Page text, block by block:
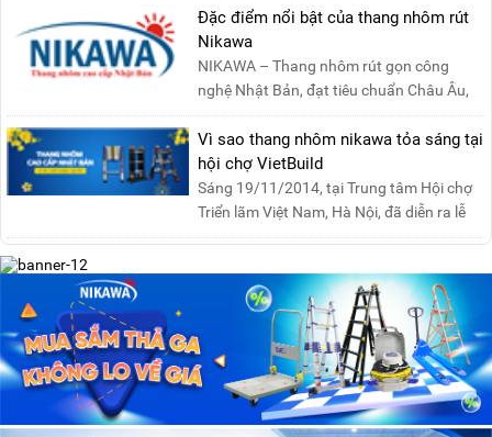
Đặc điểm nổi bật của thang nhôm rút
Nikawa
NIKAWA – Thang nhôm rút gọn công
nghệ Nhật Bản, đạt tiêu chuẩn Châu Âu,
đảm bảo sự an toàn tuy....
Vì sao thang nhôm nikawa tỏa sáng tại
hội chợ VietBuild
Sáng 19/11/2014, tại Trung tâm Hội chợ
Triển lãm Việt Nam, Hà Nội, đã diễn ra lễ
khai mạc “Triể....